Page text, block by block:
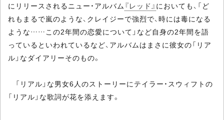
にリリースされるニュー・アルバム 『レッド』 においても、「ど
れもまるで嵐のような、クレイジーで強烈で、時には毒になる
ような……この2年間の恋愛について」など自身の2年間を語
っているといわれているなど、アルバムはまさに彼女の「リア
ル」なダイアリーそのもの。
「リアル」な男女6人のストーリーにテイラー・スウィフトの
「リアル」な歌詞が花を添えます。